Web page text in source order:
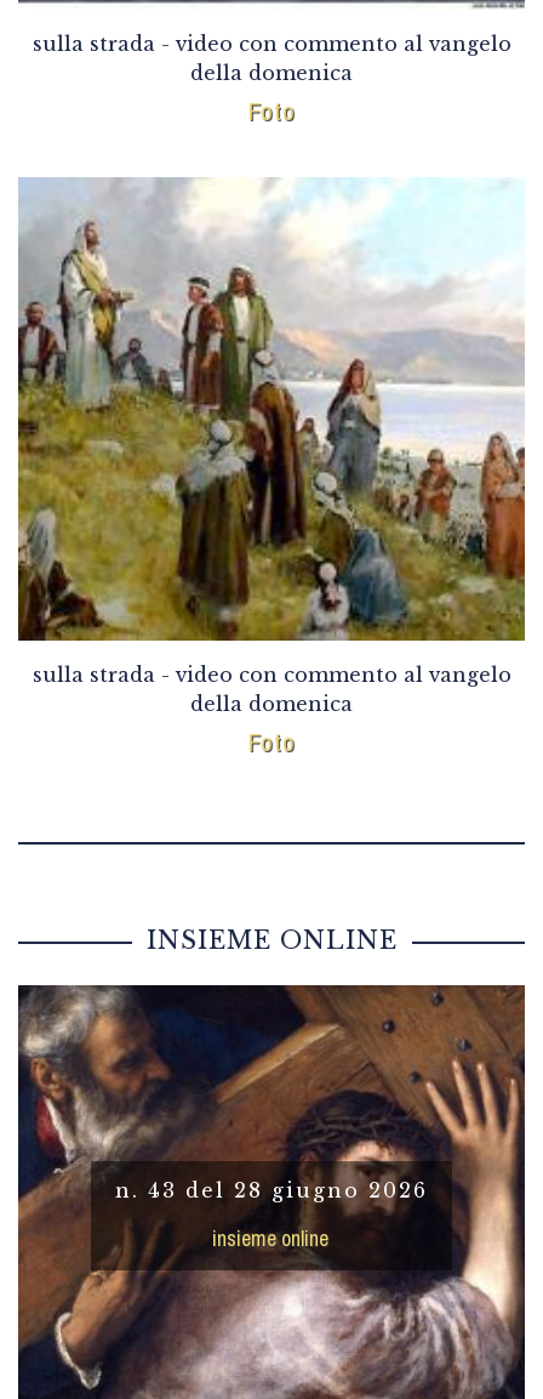
sulla strada - video con commento al vangelo
della domenica
Foto
sulla strada - video con commento al vangelo
della domenica
Foto
INSIEME ONLINE
n. 43 del 28 giugno 2026
insieme online